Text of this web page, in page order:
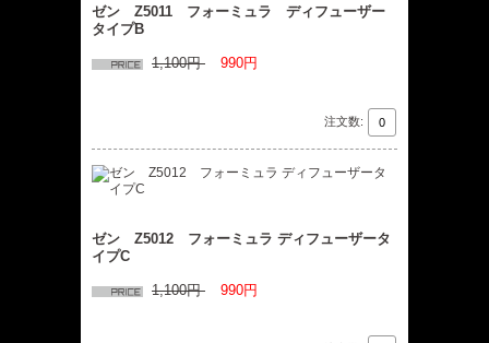
ゼン Z5011 フォーミュラ ディフューザー
タイプB
1,100円 990円
注文数:
ゼン Z5012 フォーミュラ ディフューザータ
イプC
1,100円 990円